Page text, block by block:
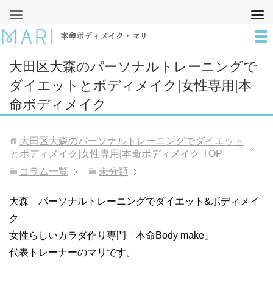
本命ボディメイク・マリ
大田区大森のパーソナルトレーニングで
ダイエットとボディメイク|女性専用|本
命ボディメイク
大田区大森のパーソナルトレーニングでダイエット
とボディメイク|女性専用|本命ボディメイク TOP
コラム一覧
未分類
大森 パーソナルトレーニングでダイエット&ボディメイ
ク
女性らしいカラダ作り専門「本命Body make」
代表トレーナーのマリです。